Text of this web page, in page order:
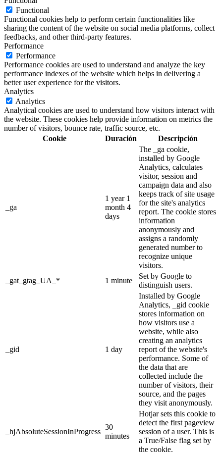
Functional
Functional cookies help to perform certain functionalities like
sharing the content of the website on social media platforms, collect
feedbacks, and other third-party features.
Performance
Performance
Performance cookies are used to understand and analyze the key
performance indexes of the website which helps in delivering a
better user experience for the visitors.
Analytics
Analytics
Analytical cookies are used to understand how visitors interact with
the website. These cookies help provide information on metrics the
number of visitors, bounce rate, traffic source, etc.
Cookie
Duración Descripción
_ga
1 year 1
month 4
days
The _ga cookie,
installed by Google
Analytics, calculates
visitor, session and
campaign data and also
keeps track of site usage
for the site's analytics
report. The cookie stores
information
anonymously and
assigns a randomly
generated number to
recognize unique
visitors.
_gat_gtag_UA_*
1 minute
Set by Google to
distinguish users.
_gid 1 day
Installed by Google
Analytics, _gid cookie
stores information on
how visitors use a
website, while also
creating an analytics
report of the website's
performance. Some of
the data that are
collected include the
number of visitors, their
source, and the pages
they visit anonymously.
_hjAbsoluteSessionInProgress
30
minutes
Hotjar sets this cookie to
detect the first pageview
session of a user. This is
a True/False flag set by
the cookie.